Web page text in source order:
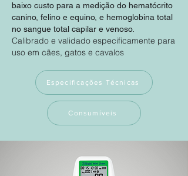
baixo custo para a medição do hematócrito
canino, felino e equino, e hemoglobina total
no sangue total capilar e venoso.
Calibrado e validado especificamente para
uso em cães, gatos e cavalos
Especificações Técnicas
Consumíveis